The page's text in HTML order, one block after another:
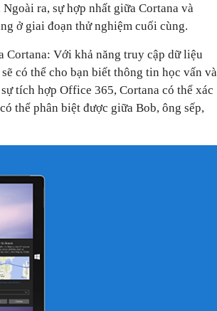
ra, sự hợp nhất giữa Cortana và
ở giai đoạn thử nghiệm cuối cùng.
Cortana: Với khả năng truy cập dữ liệu
có thể cho bạn biết thông tin học vấn và
tích hợp Office 365, Cortana có thể xác
thể phân biệt được giữa Bob, ông sếp,